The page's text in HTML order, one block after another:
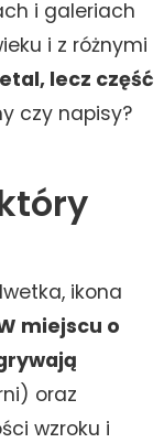
i galeriach
i z różnymi
lecz część
czy napisy?
ikona
miejscu o
oraz
wzroku i